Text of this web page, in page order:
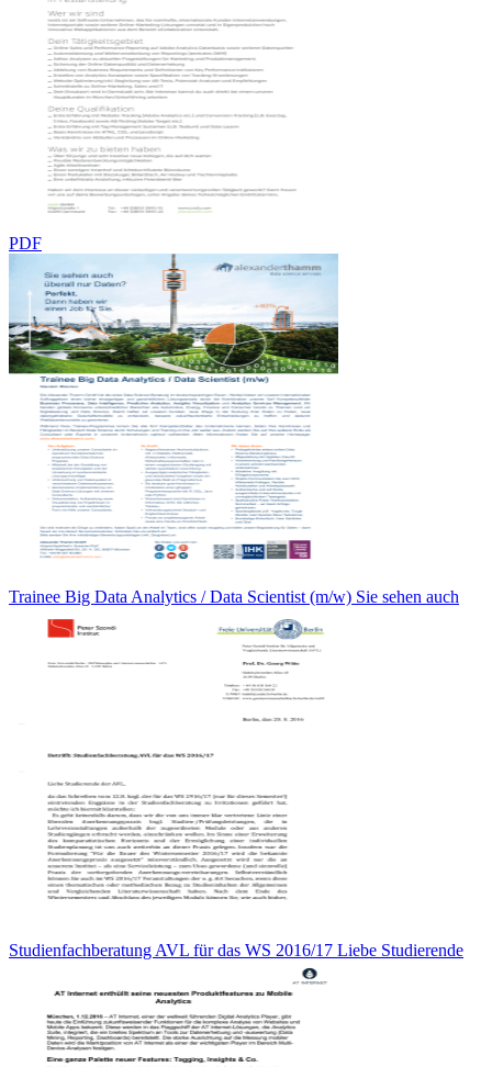
PDF
Trainee Big Data Analytics / Data Scientist (m/w) Sie sehen auch
Studienfachberatung AVL für das WS 2016/17 Liebe Studierende